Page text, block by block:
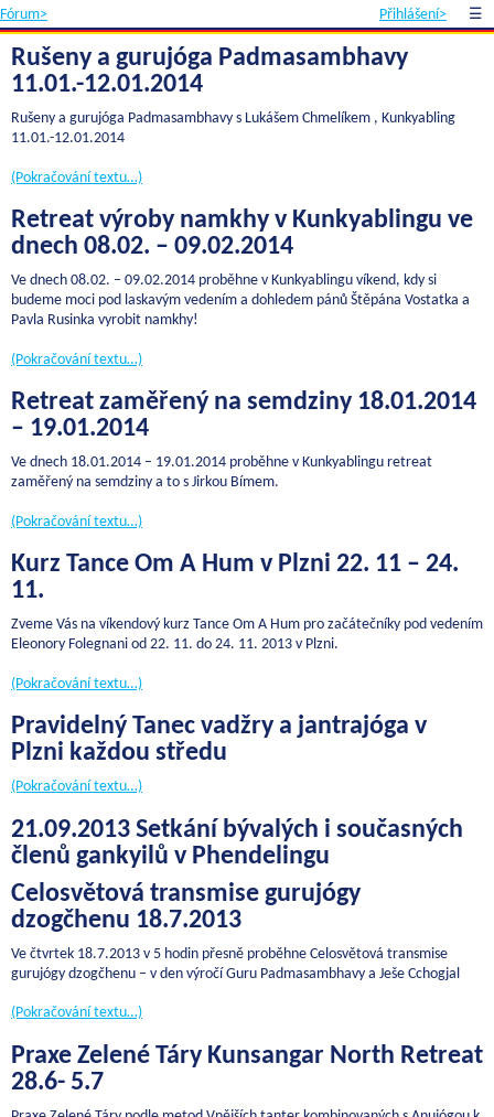
Fórum> Přihlášení> ☰
Rušeny a gurujóga Padmasambhavy
11.01.-12.01.2014
Rušeny a gurujóga Padmasambhavy s Lukášem Chmelíkem , Kunkyabling
11.01.-12.01.2014
(Pokračování textu…)
Retreat výroby namkhy v Kunkyablingu ve
dnech 08.02. – 09.02.2014
Ve dnech 08.02. – 09.02.2014 proběhne v Kunkyablingu víkend, kdy si
budeme moci pod laskavým vedením a dohledem pánů Štěpána Vostatka a
Pavla Rusinka vyrobit namkhy!
(Pokračování textu…)
Retreat zaměřený na semdziny 18.01.2014
– 19.01.2014
Ve dnech 18.01.2014 – 19.01.2014 proběhne v Kunkyablingu retreat
zaměřený na semdziny a to s Jirkou Bímem.
(Pokračování textu…)
Kurz Tance Om A Hum v Plzni 22. 11 – 24.
11.
Zveme Vás na víkendový kurz Tance Om A Hum pro začátečníky pod vedením
Eleonory Folegnani od 22. 11. do 24. 11. 2013 v Plzni.
(Pokračování textu…)
Pravidelný Tanec vadžry a jantrajóga v
Plzni každou středu
(Pokračování textu…)
21.09.2013 Setkání bývalých i současných
členů gankyilů v Phendelingu
Celosvětová transmise gurujógy
dzogčhenu 18.7.2013
Ve čtvrtek 18.7.2013 v 5 hodin přesně proběhne Celosvětová transmise
gurujógy dzogčhenu – v den výročí Guru Padmasambhavy a Ješe Cchogjal
(Pokračování textu…)
Praxe Zelené Táry Kunsangar North Retreat
28.6- 5.7